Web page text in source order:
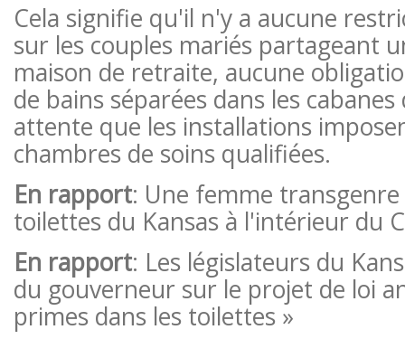
Cela signifie qu'il n'y a aucune
sur les couples mariés partageant
maison de retraite, aucune
de bains séparées dans les
attente que les installations
chambres de soins qualifiées.
En rapport: Une femme
toilettes du Kansas à l'intérieur du
En rapport: Les législateurs du
du gouverneur sur le projet de loi
primes dans les toilettes »